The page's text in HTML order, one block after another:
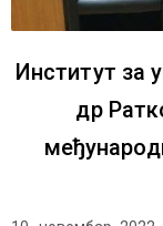
Институт за
др